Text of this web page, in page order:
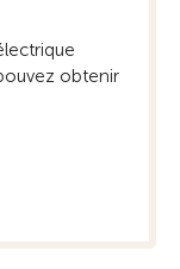
obtenir